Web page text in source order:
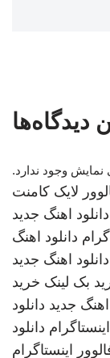
دیدگاه‌ها
نمایش وجود ندارد.
لایک کامنت
دانلود اهنگ جدید
دانلود اهنگ
دانلود اهنگ جدید
بک لینک خرید
اهنگ جدید دانلود
دانلود
اینستاگرام